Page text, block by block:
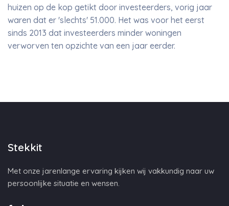
huizen op de kop getikt door investeerders, vorig jaar
waren dat er 'slechts' 51.000. Het was voor het eerst
sinds 2013 dat investeerders minder woningen
verworven ten opzichte van een jaar eerder.
Stekkit
Met onze jarenlange ervaring kijken wij vakkundig naar uw
persoonlijke situatie en wensen.